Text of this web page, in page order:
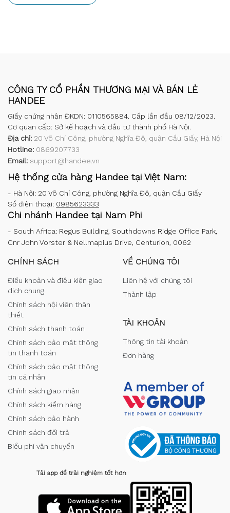
CÔNG TY CỔ PHẦN THƯƠNG MẠI VÀ BÁN LẺ
HANDEE
Giấy chứng nhận ĐKDN: 0110565884. Cấp lần đầu 08/12/2023.
Cơ quan cấp: Sở kế hoạch và đầu tư thành phố Hà Nội.
Địa chỉ: 20 Võ Chí Công, phường Nghĩa Đô, quận Cầu Giấy, Hà Nội
Hotline: 0869207733
Email: support@handee.vn
Hệ thống cửa hàng Handee tại Việt Nam:
- Hà Nội: 20 Võ Chí Công, phường Nghĩa Đô, quận Cầu Giấy
Số điện thoại: 0985623333
Chi nhánh Handee tại Nam Phi
- South Africa: Regus Building, Southdowns Ridge Office Park,
Cnr John Vorster & Nellmapius Drive, Centurion, 0062
CHÍNH SÁCH
Điều khoản và điều kiện giao
dịch chung
Chính sách hội viên thân
thiết
Chính sách thanh toán
Chính sách bảo mật thông
tin thanh toán
Chính sách bảo mật thông
tin cá nhân
Chính sách giao nhận
Chính sách kiểm hàng
Chính sách bảo hành
Chính sách đổi trả
Biểu phí vận chuyển
VỀ CHÚNG TÔI
Liên hệ với chúng tôi
Thành lập
TÀI KHOẢN
Thông tin tài khoản
Đơn hàng
Tải app để trải nghiệm tốt hơn